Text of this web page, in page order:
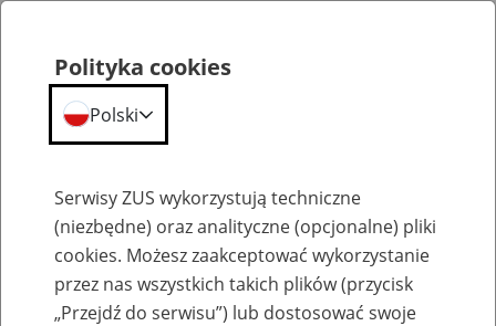
Ulgi i umorzenia
Polityka cookies
Polski
Serwisy ZUS wykorzystują techniczne
(niezbędne) oraz analityczne (opcjonalne) pliki
cookies. Możesz zaakceptować wykorzystanie
przez nas wszystkich takich plików (przycisk
„Przejdź do serwisu”) lub dostosować swoje